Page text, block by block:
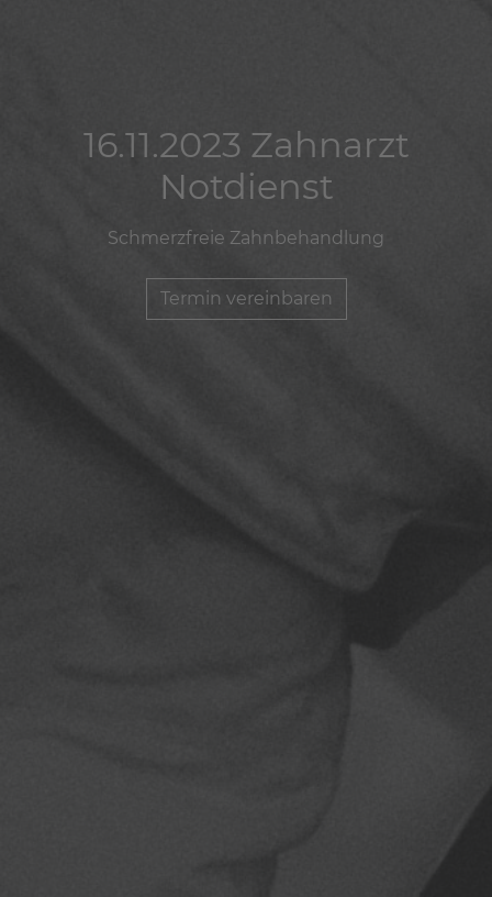
16.11.2023 Zahnarzt
Notdienst
Schmerzfreie Zahnbehandlung
Termin vereinbaren
16.11.2023 Zahnarzt
Notdienst
Schmerzfreie Zahnbehandlung
Termin vereinbaren
16.11.2023 Zahnarzt
Notdienst
Schmerzfreie Zahnbehandlung
Termin vereinbaren